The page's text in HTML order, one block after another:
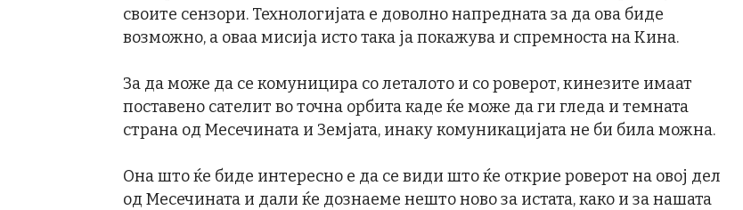
своите сензори. Технологијата е доволно напредната за да ова биде
возможно, а оваа мисија исто така ја покажува и спремноста на Кина.
За да може да се комуницира со леталото и со роверот, кинезите имаат
поставено сателит во точна орбита каде ќе може да ги гледа и темната
страна од Месечината и Земјата, инаку комуникацијата не би била можна.
Она што ќе биде интересно е да се види што ќе открие роверот на овој дел
од Месечината и дали ќе дознаеме нешто ново за истата, како и за нашата